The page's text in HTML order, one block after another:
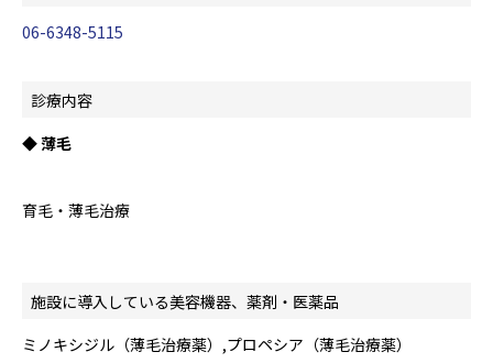
06-6348-5115
診療内容
◆ 薄毛
育毛・薄毛治療
施設に導入している美容機器、薬剤・医薬品
ミノキシジル（薄毛治療薬）,プロペシア（薄毛治療薬）